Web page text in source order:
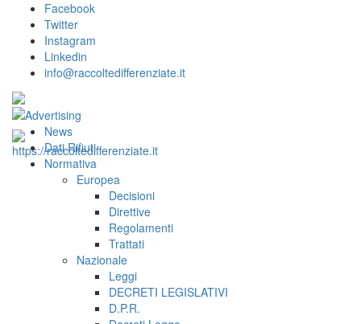
Facebook
Twitter
Instagram
Linkedin
info@raccoltedifferenziate.it
News
Dati Rifiuti
Normativa
Europea
Decisioni
Direttive
Regolamenti
Trattati
Nazionale
Leggi
DECRETI LEGISLATIVI
D.P.R.